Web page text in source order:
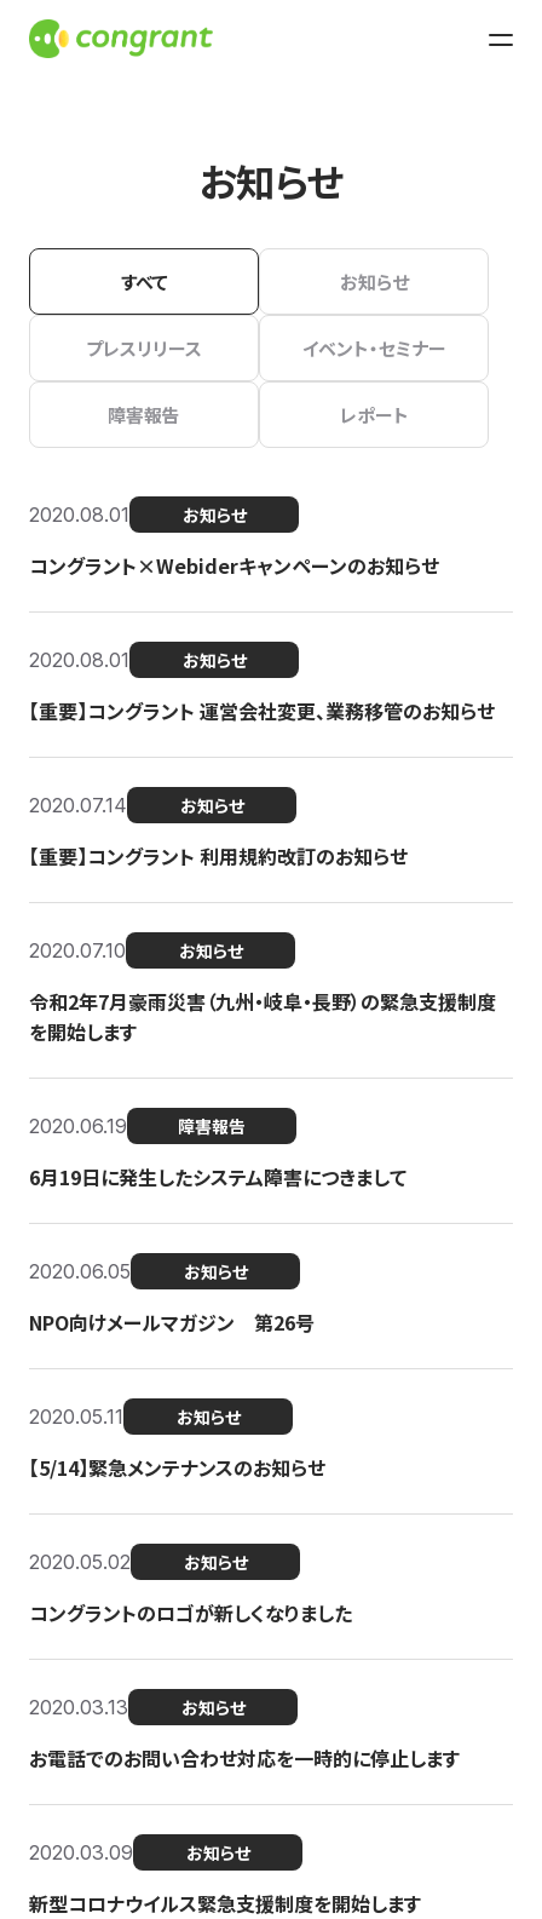
お知らせ
すべて お知らせ
プレスリリース イベント・セミナー
障害報告 レポート
2020.08.01 お知らせ
コングラント×Webiderキャンペーンのお知らせ
2020.08.01 お知らせ
【重要】コングラント 運営会社変更、業務移管のお知らせ
2020.07.14 お知らせ
【重要】コングラント 利用規約改訂のお知らせ
2020.07.10 お知らせ
令和2年7月豪雨災害（九州・岐阜・長野）の緊急支援制度
を開始します
2020.06.19 障害報告
6月19日に発生したシステム障害につきまして
2020.06.05 お知らせ
NPO向けメールマガジン 第26号
2020.05.11 お知らせ
【5/14】緊急メンテナンスのお知らせ
2020.05.02 お知らせ
コングラントのロゴが新しくなりました
2020.03.13 お知らせ
お電話でのお問い合わせ対応を一時的に停止します
2020.03.09 お知らせ
新型コロナウイルス緊急支援制度を開始します